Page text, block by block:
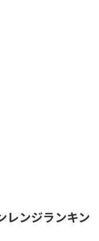
401mm未満
レンジランキン